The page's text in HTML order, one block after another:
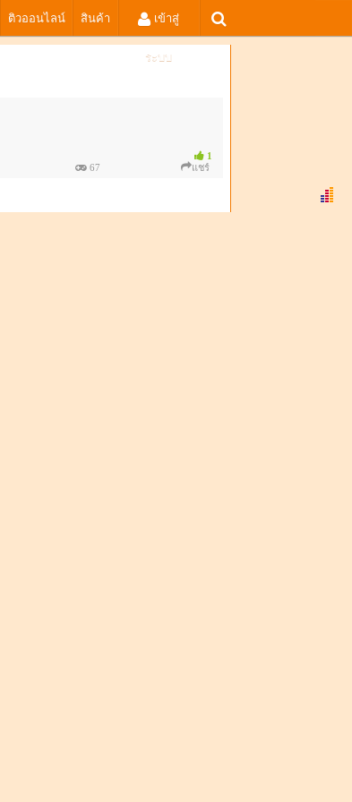
ติวออนไลน์ สินค้า เข้าสู่
ระบบ
1
67 แชร์